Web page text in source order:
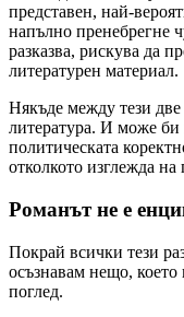
представен, най-
напълно пренебрегне
разказва, рискува да
литературен материал.
Някъде между тези
литература. И може би
политическата
отколкото изглежда на
Романът не е
Покрай всички тези
осъзнавам нещо,
поглед.